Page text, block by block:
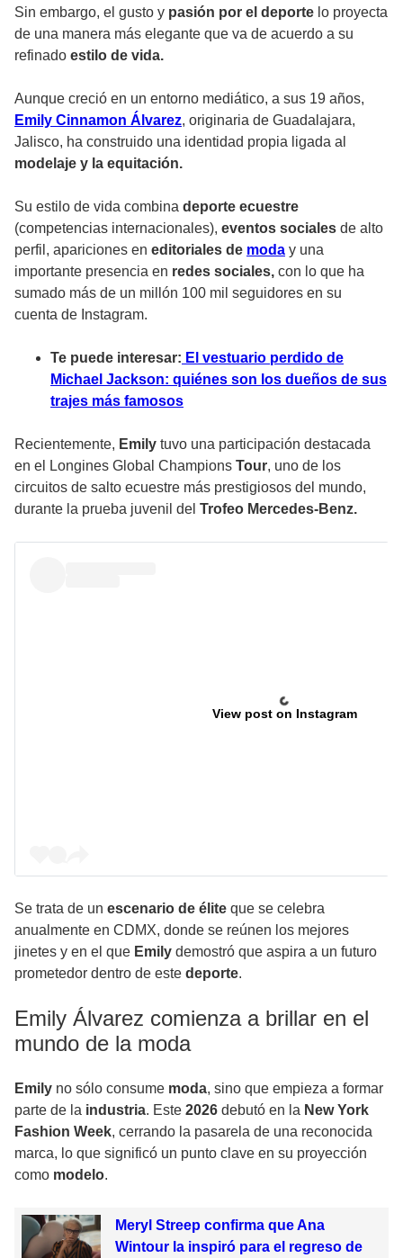
Sin embargo, el gusto y pasión por el deporte lo proyecta
de una manera más elegante que va de acuerdo a su
refinado estilo de vida.
Aunque creció en un entorno mediático, a sus 19 años,
Emily Cinnamon Álvarez, originaria de Guadalajara,
Jalisco, ha construido una identidad propia ligada al
modelaje y la equitación.
Su estilo de vida combina deporte ecuestre
(competencias internacionales), eventos sociales de alto
perfil, apariciones en editoriales de moda y una
importante presencia en redes sociales, con lo que ha
sumado más de un millón 100 mil seguidores en su
cuenta de Instagram.
Te puede interesar: El vestuario perdido de
Michael Jackson: quiénes son los dueños de sus
trajes más famosos
Recientemente, Emily tuvo una participación destacada
en el
Longines Global Champions Tour, uno de los
circuitos de salto ecuestre más prestigiosos del mundo,
durante la prueba juvenil del Trofeo Mercedes-Benz.
View post on Instagram
Se trata de un escenario de élite que se celebra
anualmente en CDMX, donde se reúnen los mejores
jinetes y en el que Emily demostró que aspira a un futuro
prometedor dentro de este deporte.
Emily Álvarez comienza a brillar en el
mundo de la moda
Emily no sólo consume moda, sino que empieza a formar
parte de la industria. Este 2026 debutó en la New York
Fashion Week, cerrando la pasarela de una reconocida
marca, lo que significó un punto clave en su proyección
como modelo.
Meryl Streep confirma que Ana
Wintour la inspiró para el regreso de